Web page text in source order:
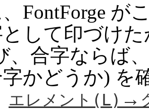
FontForge が
して印づけ
、合字ならば
かどうか) を
エレメント( L) →